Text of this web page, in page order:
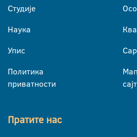
Студије
Наука
Упис
Политика
приватности
Пратите нас